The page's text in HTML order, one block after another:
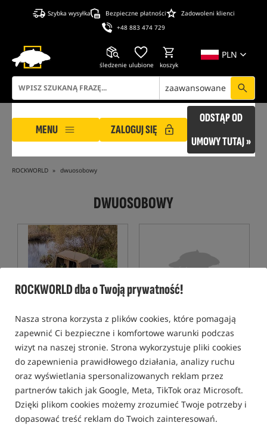
ROCKWORLD dba o Twoją prywatność!
Nasza strona korzysta z plików cookies, które pomagają
zapewnić Ci bezpieczne i komfortowe warunki podczas
wizyt na naszej stronie. Strona wykorzystuje pliki cookies
do zapewnienia prawidłowego działania, analizy ruchu
oraz wyświetlania spersonalizowanych reklam przez
partnerów takich jak Google, Meta, TikTok oraz Microsoft.
Dzięki plikom cookies możemy zrozumieć Twoje potrzeby i
dopasować treść reklam do Twoich zainteresowań.
Szybka wysyłka Bezpieczne płatności
Zadowoleni klienci
+48 883 474 729
PLN
śledzenie ulubione koszyk
zaawansowane
MENU ZALOGUJ SIĘ
ODSTĄP OD
UMOWY TUTAJ »
ROCKWORLD dwuosobowy
DWUOSOBOWY
Ridge Monkey Escape XF2
Standard V2
Namiot karpiowy dwuosobowy
7 207,99PLN
otrzymujesz64,76 pkt
KUP
Ridge Monkey Escape XF2
Compact V2 - Camo Edition
6 974,99PLN
otrzymujesz58,81 pkt
KUP